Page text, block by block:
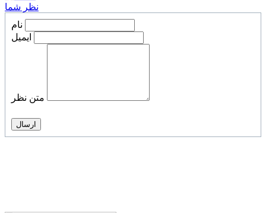
نظر شما
نام
ایمیل
متن نظر